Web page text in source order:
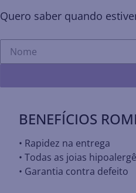
Quero saber quando
BENEFÍCIOS
• Rapidez na entrega
• Todas as joias
• Garantia contra defeito